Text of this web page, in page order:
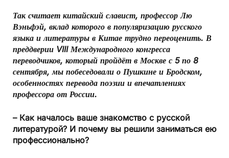
Так считает китайский славист, профессор Лю
Вэньфэй, вклад которого в популяризацию русского
языка и литературы в Китае трудно переоценить. В
преддверии VIII Международного конгресса
переводчиков, который пройдёт в Москве с 5 по 8
сентября, мы побеседовали о Пушкине и Бродском,
особенностях перевода поэзии и впечатлениях
профессора от России.
– Как началось ваше знакомство с русской
литературой? И почему вы решили заниматься ею
профессионально?